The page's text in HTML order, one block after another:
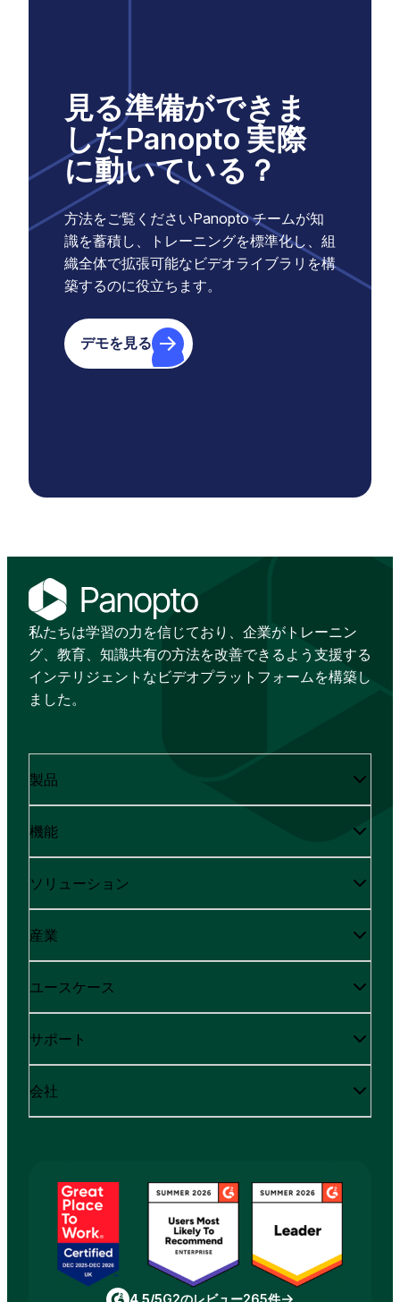
見る準備ができま
したPanopto 実際
に動いている？
方法をご覧くださいPanopto チームが知
識を蓄積し、トレーニングを標準化し、組
織全体で拡張可能なビデオライブラリを構
築するのに役立ちます。
デモを見る
私たちは学習の力を信じており、企業がトレーニン
グ、教育、知識共有の方法を改善できるよう支援する
インテリジェントなビデオプラットフォームを構築し
ました。
製品
機能
ソリューション
産業
ユースケース
サポート
会社
4.5/5G2のレビュー265件